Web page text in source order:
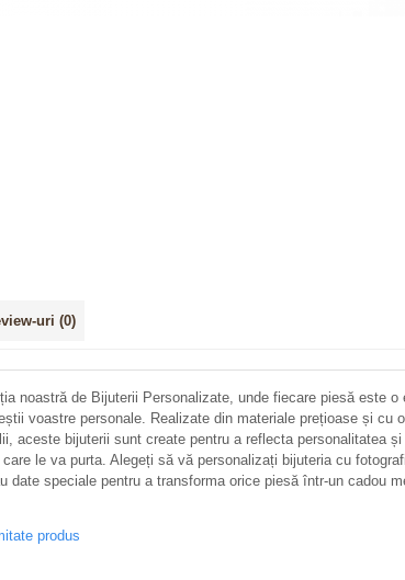
uri (0)
noastră de Bijuterii Personalizate, unde fiecare piesă este o
voastre personale. Realizate din materiale prețioase și cu
aceste bijuterii sunt create pentru a reflecta personalitatea
le va purta. Alegeți să vă personalizați bijuteria cu
date speciale pentru a transforma orice piesă într-un cadou
produs